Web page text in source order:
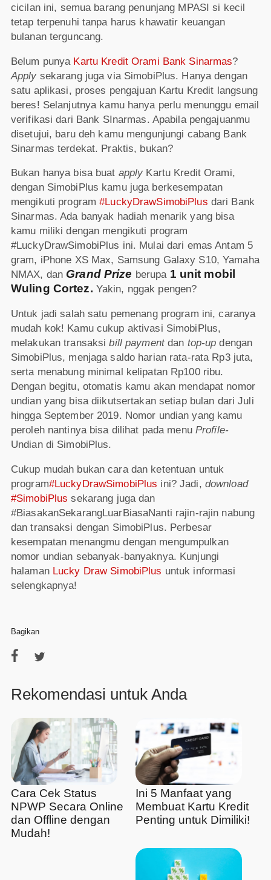
cicilan ini, semua barang penunjang MPASI si kecil
tetap terpenuhi tanpa harus khawatir keuangan
bulanan terguncang.
Belum punya Kartu Kredit Orami Bank Sinarmas?
Apply sekarang juga via SimobiPlus. Hanya dengan
satu aplikasi, proses pengajuan Kartu Kredit langsung
beres! Selanjutnya kamu hanya perlu menunggu email
verifikasi dari Bank SInarmas. Apabila pengajuanmu
disetujui, baru deh kamu mengunjungi cabang Bank
Sinarmas terdekat. Praktis, bukan?
Bukan hanya bisa buat apply Kartu Kredit Orami,
dengan SimobiPlus kamu juga berkesempatan
mengikuti program#LuckyDrawSimobiPlus dari Bank
Sinarmas. Ada banyak hadiah menarik yang bisa
kamu miliki dengan mengikuti program
#LuckyDrawSimobiPlus ini. Mulai dari emas Antam 5
gram, iPhone XS Max, Samsung Galaxy S10, Yamaha
NMAX, dan Grand Prize berupa 1 unit mobil
Wuling Cortez. Yakin, nggak pengen?
Untuk jadi salah satu pemenang program ini, caranya
mudah kok! Kamu cukup aktivasi SimobiPlus,
melakukan transaksibill paymentdan top-up dengan
SimobiPlus, menjaga saldo harian rata-rata Rp3 juta,
serta menabung minimal kelipatan Rp100 ribu.
Dengan begitu, otomatis kamu akan mendapat nomor
undian yang bisa diikutsertakan setiap bulan dari Juli
hingga September 2019. Nomor undian yang kamu
peroleh nantinya bisa dilihat pada menu Profile-
Undian di SimobiPlus.
Cukup mudah bukan cara dan ketentuan untuk
program#LuckyDrawSimobiPlus ini? Jadi, download
#SimobiPlus sekarang juga dan
#BiasakanSekarangLuarBiasaNanti rajin-rajin nabung
dan transaksi dengan SimobiPlus. Perbesar
kesempatan menangmu dengan mengumpulkan
nomor undian sebanyak-banyaknya. Kunjungi
halaman Lucky Draw SimobiPlus untuk informasi
selengkapnya!
Bagikan
Rekomendasi untuk Anda
Cara Cek Status
NPWP Secara Online
dan Offline dengan
Mudah!
Ini 5 Manfaat yang
Membuat Kartu Kredit
Penting untuk Dimiliki!